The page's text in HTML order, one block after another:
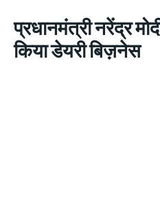
प्रधानमंत्री नरेंद्र
किया डेयरी बिज़नेस